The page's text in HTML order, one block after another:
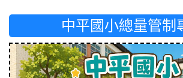
中平國小總量管制